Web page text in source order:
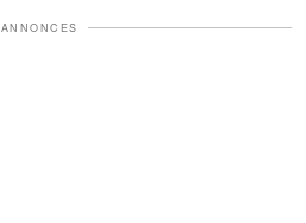
ANNONCES